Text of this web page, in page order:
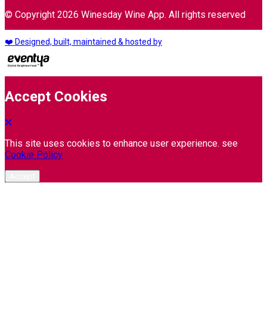
© Copyright 2026 Winesday Wine App. All rights reserved
❤️ Designed, built, maintained & hosted by
Accept Cookies
This site uses cookies to enhance user experience. see
Cookie Policy